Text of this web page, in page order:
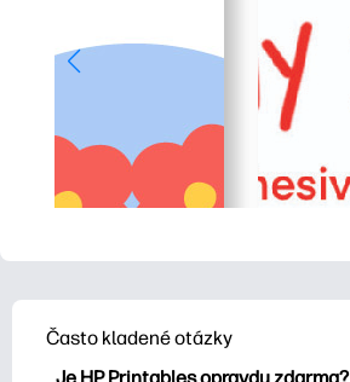
Často kladené otázky